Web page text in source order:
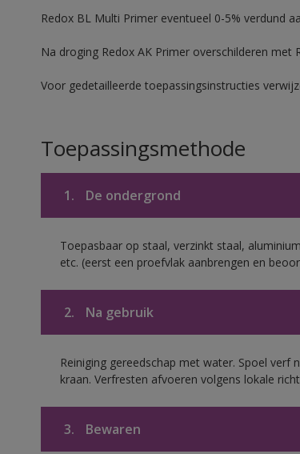
Redox BL Multi Primer eventueel 0-5% verdund
Na droging Redox AK Primer overschilderen met
Voor gedetailleerde toepassingsinstructies
Toepassingsmethode
1. De ondergrond
Toepasbaar op staal, verzinkt staal,
etc. (eerst een proefvlak aanbrengen en
2. Na gebruik
Reiniging gereedschap met water. Spoel
kraan. Verfresten afvoeren volgens lokale
3. Bewaren